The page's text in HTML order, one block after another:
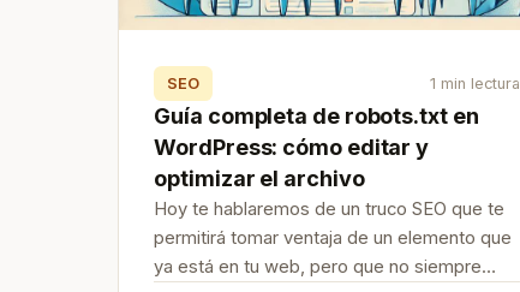
SEO 1 min lectura
Guía completa de robots.txt en
WordPress: cómo editar y
optimizar el archivo
Hoy te hablaremos de un truco SEO que te
permitirá tomar ventaja de un elemento que
ya está en tu web, pero que no siempre